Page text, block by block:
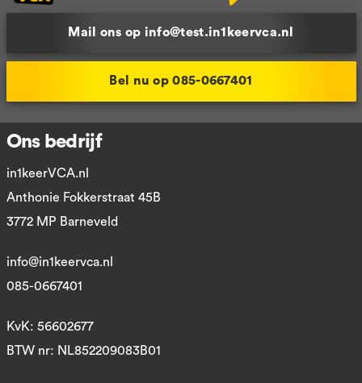
Mail ons op info@test.in1keervca.nl
Bel nu op 085-0667401
Ons bedrijf
in1keerVCA.nl
Anthonie Fokkerstraat 45B
3772 MP Barneveld
info@in1keervca.nl
085-0667401
KvK: 56602677
BTW nr: NL852209083B01